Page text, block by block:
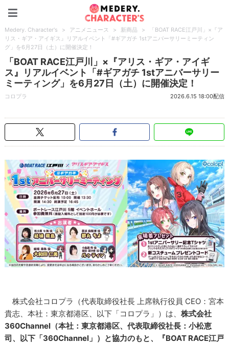
Medery. Character's > アニメニュース > 新商品 >
「BOAT RACE江戸川」×『ア
リス・ギア・アイギス』リアルイベント「#ギアガチ 1stアニバーサリーミーティン
グ」を6月27日（土）に開催決定！
「BOAT RACE江戸川」×『アリス・ギア・アイギ
ス』リアルイベント「#ギアガチ 1stアニバーサリー
ミーティング」を6月27日（土）に開催決定！
コロプラ 2026.6.15 18:00配信
株式会社コロプラ（代表取締役社長 上席執行役員 CEO：宮本
貴志、本社：東京都港区、以下「コロプラ」）は、株式会社
360Channel（本社：東京都港区、代表取締役社長：小松恵
司、以下「360Channel」）と協力のもと、『BOAT RACE江戸